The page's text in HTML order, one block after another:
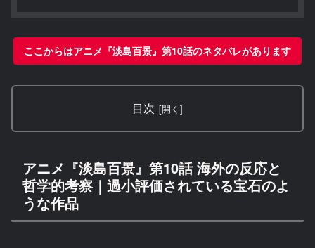
ここからはアニメ『淡島百景』第10話のネタバレがあります
目次
アニメ『淡島百景』第10話 海外の反応と
哲学的考察｜過小評価されている宝石のよ
うな作品